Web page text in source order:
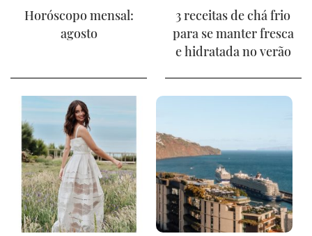
Horóscopo mensal:
agosto
3 receitas de chá frio
para se manter fresca
e hidratada no verão